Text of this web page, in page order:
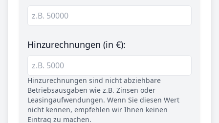
Hinzurechnungen (in €):
Hinzurechnungen sind nicht abziehbare
Betriebsausgaben wie z.B. Zinsen oder
Leasingaufwendungen. Wenn Sie diesen Wert
nicht kennen, empfehlen wir Ihnen keinen
Eintrag zu machen.